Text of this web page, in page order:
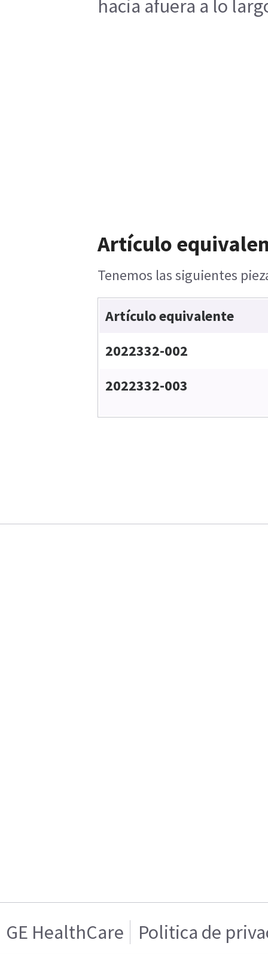
hacia afuera a lo
Artículo
Tenemos las siguientes
Artículo equivalente
2022332-002
2022332-003
GE HealthCare Politica de